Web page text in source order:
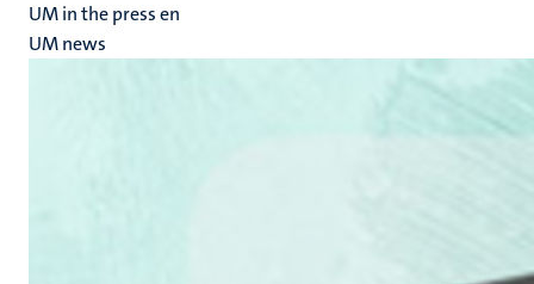
UM in the press en
UM news